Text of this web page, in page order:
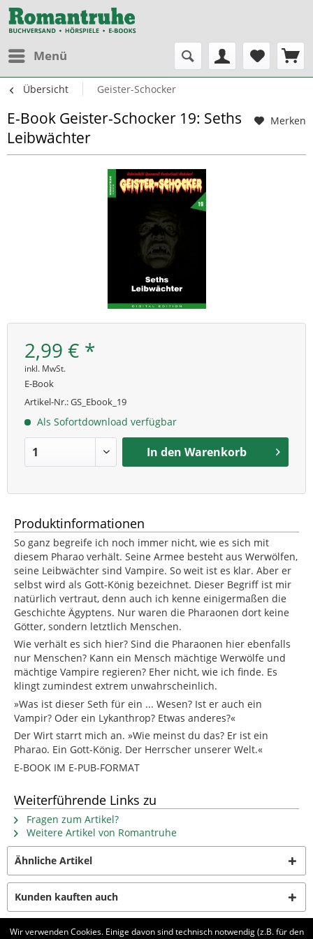
Menü
Übersicht Geister-Schocker
Merken
E-Book Geister-Schocker 19: Seths
Leibwächter
2,99 € *
inkl. MwSt.
E-Book
Artikel-Nr.:GS_Ebook_19
Als Sofortdownload verfügbar
In den Warenkorb
Produktinformationen
So ganz begreife ich noch immer nicht, wie es sich mit
diesem Pharao verhält. Seine Armee besteht aus Werwölfen,
seine Leibwächter sind Vampire. So weit ist es klar. Aber er
selbst wird als Gott-König bezeichnet. Dieser Begriff ist mir
natürlich vertraut, denn auch ich kenne einigermaßen die
Geschichte Ägyptens. Nur waren die Pharaonen dort keine
Götter, sondern letztlich Menschen.
Wie verhält es sich hier? Sind die Pharaonen hier ebenfalls
nur Menschen? Kann ein Mensch mächtige Werwölfe und
mächtige Vampire regieren? Eher nicht, wie ich finde. Es
klingt zumindest extrem unwahrscheinlich.
»Was ist dieser Seth für ein ... Wesen? Ist er auch ein
Vampir? Oder ein Lykanthrop? Etwas anderes?«
Der Wirt starrt mich an. »Wie meinst du das? Er ist ein
Pharao. Ein Gott-König. Der Herrscher unserer Welt.«
E-BOOK IM E-PUB-FORMAT
Weiterführende Links zu
Fragen zum Artikel?
Weitere Artikel von Romantruhe
Ähnliche Artikel
Kunden kauften auch
Kunden haben sich ebenfalls angesehen
Wir verwenden Cookies. Einige davon sind technisch notwendig (z.B. für den